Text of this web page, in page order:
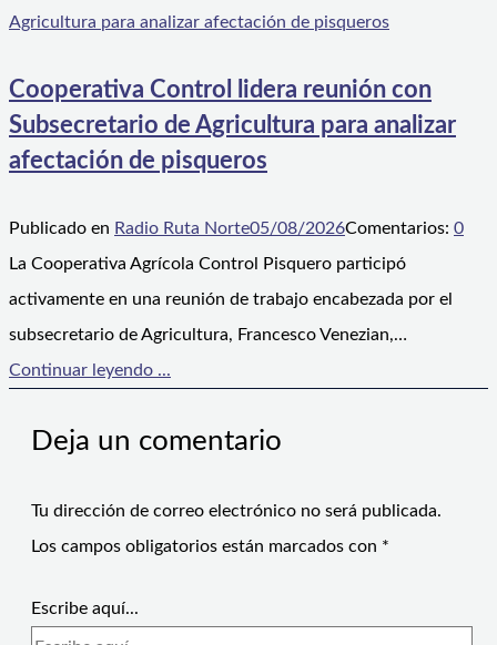
Cooperativa Control lidera reunión con
Subsecretario de Agricultura para analizar
afectación de pisqueros
Publicado en Radio Ruta Norte05/08/2026Comentarios: 0
La Cooperativa Agrícola Control Pisquero participó
activamente en una reunión de trabajo encabezada por el
subsecretario de Agricultura, Francesco Venezian,…
Continuar leyendo ...
Deja un comentario
Tu dirección de correo electrónico no será publicada.
Los campos obligatorios están marcados con *
Escribe aquí...